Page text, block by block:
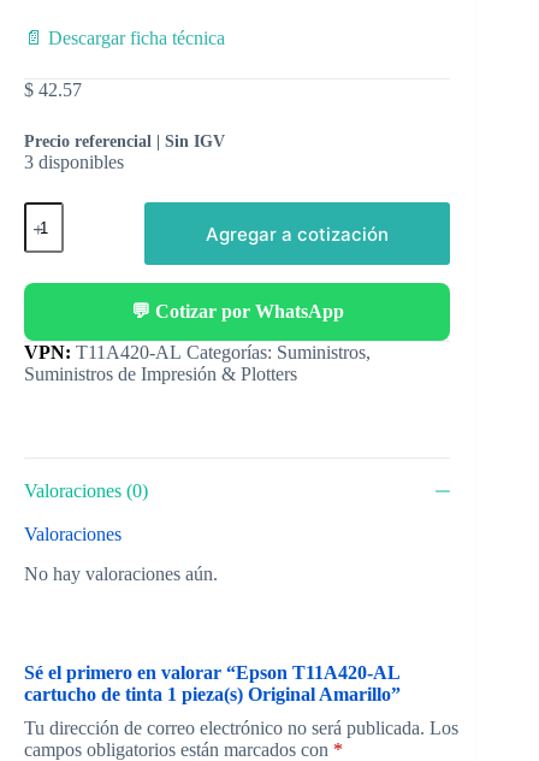
📄 Descargar ficha técnica
$ 42.57
Precio referencial | Sin IGV
3 disponibles
Agregar a cotización
💬 Cotizar por WhatsApp
Categorías: Suministros,
Suministros de Impresión & Plotters
Valoraciones (0)
Valoraciones
No hay valoraciones aún.
Sé el primero en valorar “Epson T11A420-AL
cartucho de tinta 1 pieza(s) Original Amarillo”
Tu dirección de correo electrónico no será publicada. Los
campos obligatorios están marcados con *